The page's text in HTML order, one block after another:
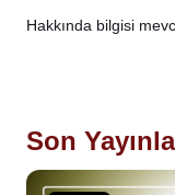
Hakkında bilgisi
Son